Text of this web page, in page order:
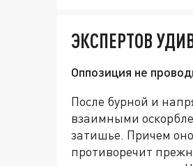
ЭКСПЕРТОВ
Оппозиция не
После бурной и
взаимными
затишье. Причем
противоречит